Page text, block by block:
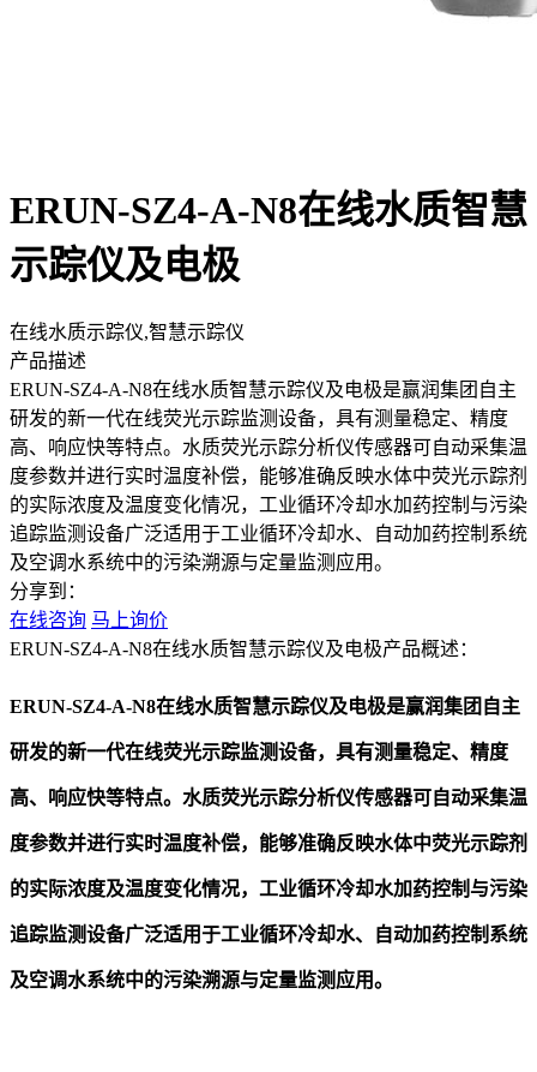
ERUN-SZ4-A-N8在线水质智慧
示踪仪及电极
在线水质示踪仪,智慧示踪仪
产品描述
ERUN-SZ4-A-N8在线水质智慧示踪仪及电极是赢润集团自主
研发的新一代在线荧光示踪监测设备，具有测量稳定、精度
高、响应快等特点。水质荧光示踪分析仪传感器可自动采集温
度参数并进行实时温度补偿，能够准确反映水体中荧光示踪剂
的实际浓度及温度变化情况，工业循环冷却水加药控制与污染
追踪监测设备广泛适用于工业循环冷却水、自动加药控制系统
及空调水系统中的污染溯源与定量监测应用。
分享到：
在线咨询 马上询价
ERUN-SZ4-A-N8在线水质智慧示踪仪及电极产品概述：
ERUN-SZ4-A-N8在线水质智慧示踪仪及电极是赢润集团自主
研发的新一代在线荧光示踪监测设备，具有测量稳定、精度
高、响应快等特点。 水质荧光示踪分析仪传感器可自动采集温
度参数并进行实时温度补偿，能够准确反映水体中荧光示踪剂
的实际浓度及温度变化情况，工业循环冷却水加药控制与污染
追踪监测设备广泛适用于工业循环冷却水、自动加药控制系统
及空调水系统中的污染溯源与定量监测应用。